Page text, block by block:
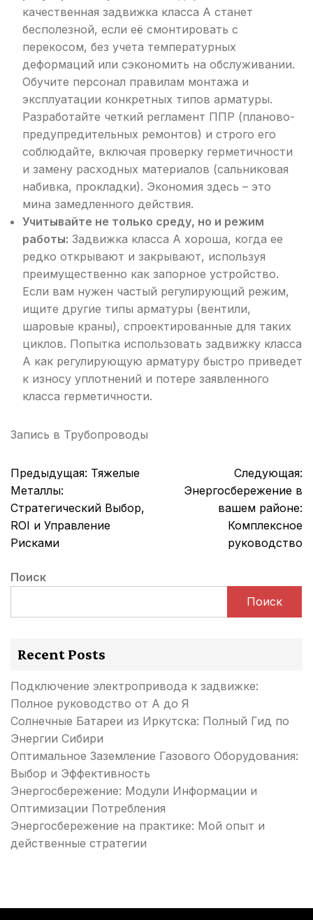
качественная задвижка класса А станет
бесполезной, если её смонтировать с
перекосом, без учета температурных
деформаций или сэкономить на обслуживании.
Обучите персонал правилам монтажа и
эксплуатации конкретных типов арматуры.
Разработайте четкий регламент ППР (планово-
предупредительных ремонтов) и строго его
соблюдайте, включая проверку герметичности
и замену расходных материалов (сальниковая
набивка, прокладки). Экономия здесь – это
мина замедленного действия.
Учитывайте не только среду, но и режим
работы: Задвижка класса А хороша, когда ее
редко открывают и закрывают, используя
преимущественно как запорное устройство.
Если вам нужен частый регулирующий режим,
ищите другие типы арматуры (вентили,
шаровые краны), спроектированные для таких
циклов. Попытка использовать задвижку класса
А как регулирующую арматуру быстро приведет
к износу уплотнений и потере заявленного
класса герметичности.
Запись в Трубопроводы
Навигация
по
записям
Предыдущая: Тяжелые
Металлы:
Стратегический Выбор,
ROI и Управление
Рисками
Следующая:
Энергосбережение в
вашем районе:
Комплексное
руководство
Поиск
Поиск
Recent Posts
Подключение электропривода к задвижке:
Полное руководство от А до Я
Солнечные Батареи из Иркутска: Полный Гид по
Энергии Сибири
Оптимальное Заземление Газового Оборудования:
Выбор и Эффективность
Энергосбережение: Модули Информации и
Оптимизации Потребления
Энергосбережение на практике: Мой опыт и
действенные стратегии